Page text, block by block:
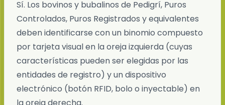
Sí. Los bovinos y bubalinos de Pedigrí, Puros
Controlados, Puros Registrados y equivalentes
deben identificarse con un binomio compuesto
por tarjeta visual en la oreja izquierda (cuyas
características pueden ser elegidas por las
entidades de registro) y un dispositivo
electrónico (botón RFID, bolo o inyectable) en
la oreja derecha.